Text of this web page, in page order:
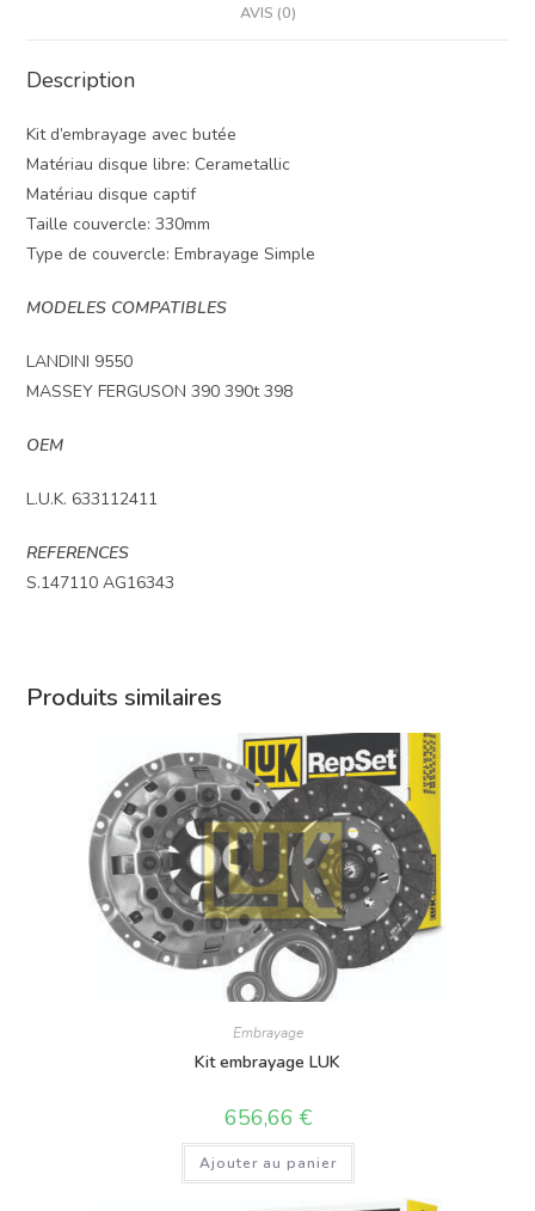
AVIS (0)
Description
Kit d’embrayage avec butée
Matériau disque libre: Cerametallic
Matériau disque captif
Taille couvercle: 330mm
Type de couvercle: Embrayage Simple
MODELES COMPATIBLES
LANDINI 9550
MASSEY FERGUSON 390 390t 398
OEM
L.U.K. 633112411
REFERENCES
S.147110 AG16343
Produits similaires
Embrayage
Kit embrayage LUK
656,66 €
Ajouter au panier